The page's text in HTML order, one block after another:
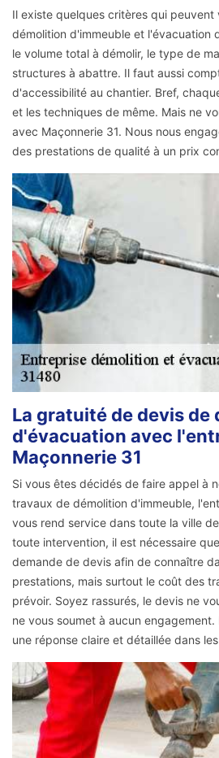
Il existe quelques critères qui peuvent
démolition d'immeuble et l'évacuation
le volume total à démolir, le type de
structures à abattre. Il faut aussi
d'accessibilité au chantier. Bref,
et les techniques de même. Mais ne
avec Maçonnerie 31. Nous nous
des prestations de qualité à un prix
La gratuité de devis de
d'évacuation avec
Maçonnerie 31
Si vous êtes décidés de faire appel à
travaux de démolition d'immeuble,
vous rend service dans toute la ville
toute intervention, il est nécessaire
demande de devis afin de connaître
prestations, mais surtout le coût des
prévoir. Soyez rassurés, le devis ne
ne vous soumet à aucun
une réponse claire et détaillée dans